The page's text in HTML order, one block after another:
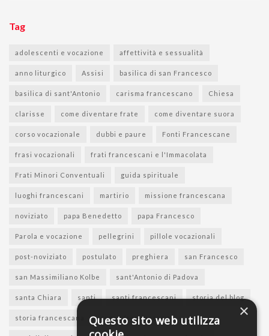
Tag
adolescenti e vocazione affettività e sessualità
anno liturgico Assisi basilica di san Francesco
basilica di sant'Antonio carisma francescano Chiesa
clarisse come diventare frate come diventare suora
corso vocazionale dubbi e paure Fonti Francescane
frasi vocazionali frati francescani e l'Immacolata
Frati Minori Conventuali guida spirituale
luoghi francescani martirio missione francescana
noviziato papa Benedetto papa Francesco
Parola e vocazione pellegrini pillole vocazionali
post-noviziato postulato preghiera san Francesco
san Massimiliano Kolbe sant'Antonio di Padova
santa Chiara santi santi francescani storia del blog
storia francescana suore francescane ×
Questo sito web utilizza